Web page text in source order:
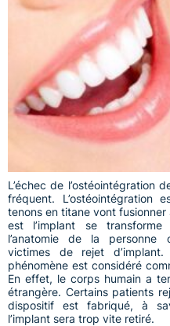
L’échec de l’ostéointégration
fréquent. L’ostéointégration
tenons en titane vont fusionner
est l’implant se
l’anatomie de la personne
victimes de rejet
phénomène est considéré
En effet, le corps humain a
étrangère. Certains patients
dispositif est fabriqué, à
l’implant sera trop vite retiré.